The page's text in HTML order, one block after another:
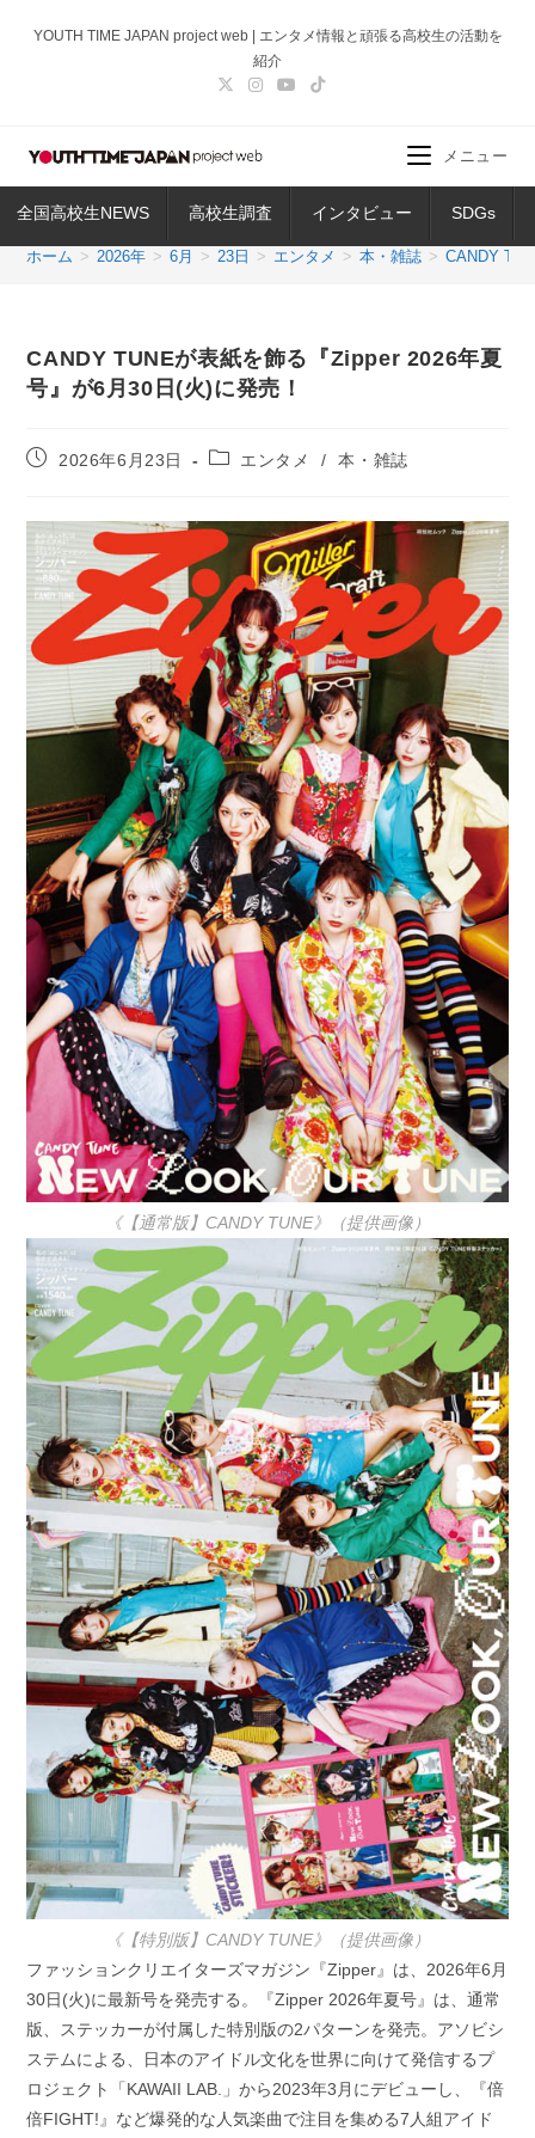
ス
ッ
YOUTH TIME JAPAN project web | エンタメ情報と頑張る高校生の活動を
紹介
全国高校生NEWS 高校生調査 インタビュー SDGs
メニュー
ホーム > 2026年 > 6月 > 23日 > エンタメ > 本・雑誌 > CANDY
CANDY TUNEが表紙を飾る『Zipper 2026年夏
号』が6月30日(火)に発売！
投
開
日:
2026年6月23日
投
テ
ゴ
リ
ー:
エンタメ / 本・雑誌
《【通常版】CANDY TUNE》（提供画像）
《【特別版】CANDY TUNE》（提供画像）
ファッションクリエイターズマガジン『Zipper』は、2026年6月
30日(火)に最新号を発売する。『Zipper 2026年夏号』は、通常
版、ステッカーが付属した特別版の2パターンを発売。アソビシ
ステムによる、日本のアイドル文化を世界に向けて発信するプ
ロジェクト「KAWAII LAB.」から2023年3月にデビューし、『倍
倍FIGHT!』など爆発的な人気楽曲で注目を集める7人組アイド